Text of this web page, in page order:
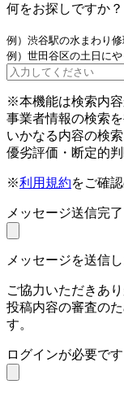
何をお探しですか？
例）渋谷駅の水まわり
例）世田谷区の土日に
※本機能は検索内容
事業者情報の検索
いかなる内容の検
優劣評価・断定的
※利用規約をご確
メッセージ送信完了
メッセージを送信し
ご協力いただきあ
投稿内容の審査の
す。
ログインが必要です